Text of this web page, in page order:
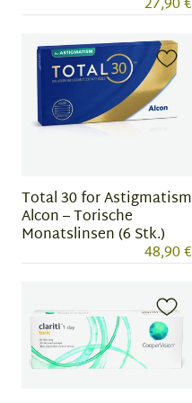
27,90 €
Total 30 for Astigmatism
Alcon – Torische
Monatslinsen (6 Stk.)
48,90 €